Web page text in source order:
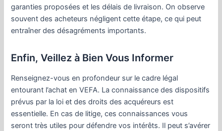
garanties proposées et les délais de livraison. On observe
souvent des acheteurs négligent cette étape, ce qui peut
entraîner des désagréments importants.
Enfin, Veillez à Bien Vous Informer
Renseignez-vous en profondeur sur le cadre légal
entourant l’achat en VEFA. La connaissance des dispositifs
prévus par la loi et des droits des acquéreurs est
essentielle. En cas de litige, ces connaissances vous
seront très utiles pour défendre vos intérêts. Il peut s’avérer